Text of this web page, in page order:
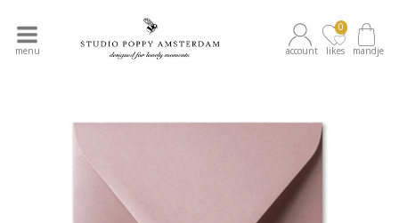
menu account likes
0
mandje